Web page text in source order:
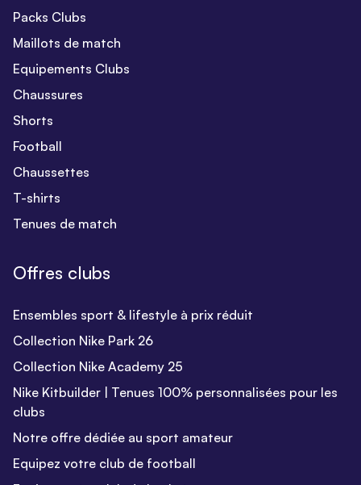
Packs Clubs
Maillots de match
Equipements Clubs
Chaussures
Shorts
Football
Chaussettes
T-shirts
Tenues de match
Offres clubs
Ensembles sport & lifestyle à prix réduit
Collection Nike Park 26
Collection Nike Academy 25
Nike Kitbuilder | Tenues 100% personnalisées pour les
clubs
Notre offre dédiée au sport amateur
Equipez votre club de football